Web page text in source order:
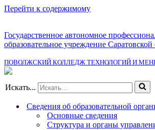
Перейти к содержимому
Государственное автономное
образовательное учреждение Саратовской
ПОВОЛЖСКИЙ КОЛЛЕДЖ ТЕХНОЛОГИЙ И
Искать...
Сведения об образовательной
Основные сведения
Структура и органы